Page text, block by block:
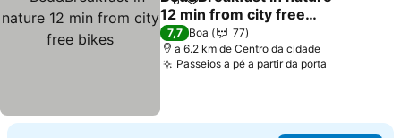
PartilharAdicionar aos favoritos
12 min from city free
bikes
7,7 Boa
77
a 6.2 km de Centro da cidade
Passeios a pé a partir da porta